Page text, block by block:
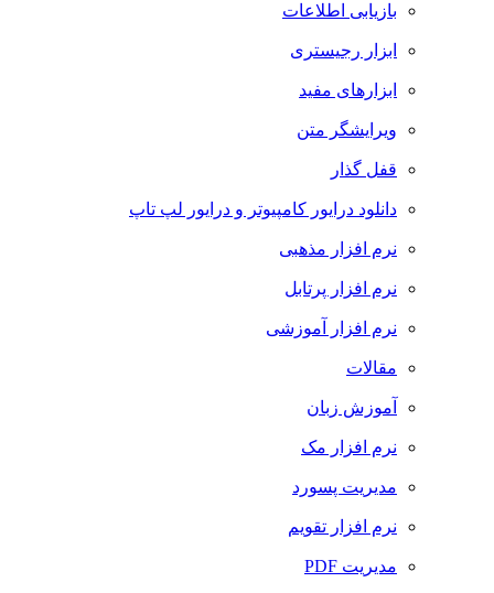
بازیابی اطلاعات
ابزار رجیستری
ابزارهای مفید
ویرایشگر متن
قفل گذار
دانلود درایور کامپیوتر و درایور لپ تاپ
نرم افزار مذهبی
نرم افزار پرتابل
نرم افزار آموزشی
مقالات
آموزش زبان
نرم افزار مک
مدیریت پسورد
نرم افزار تقویم
مدیریت PDF